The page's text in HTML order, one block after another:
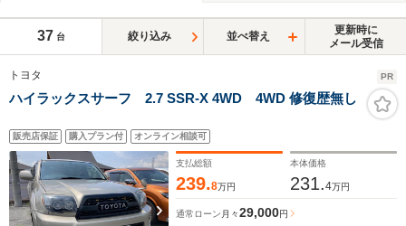
37 台 絞り込み 並べ替え
更新時に
メール受信
トヨタ PR
ハイラックスサーフ 2.7 SSR-X 4WD 4WD 修復歴無し
販売店保証 購入プラン付 オンライン相談可
支払総額
239.8万円
本体価格
231.4万円
通常ローン 月々29,000円